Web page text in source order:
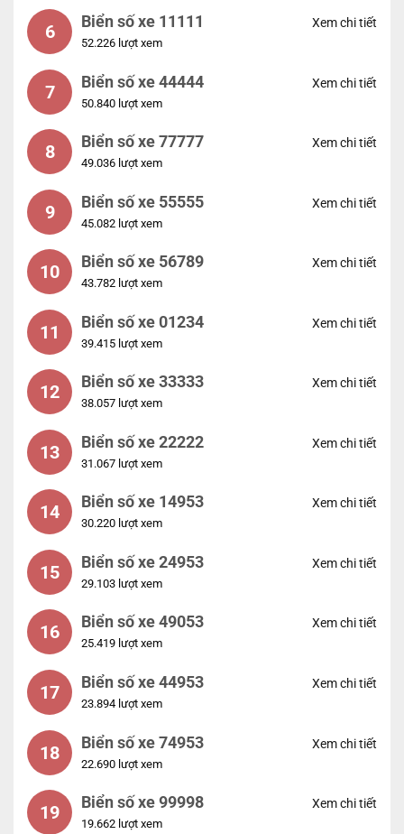
6 Biển số xe 11111
52.226 lượt xem
Xem chi tiết
7 Biển số xe 44444
50.840 lượt xem
Xem chi tiết
8 Biển số xe 77777
49.036 lượt xem
Xem chi tiết
9 Biển số xe 55555
45.082 lượt xem
Xem chi tiết
10 Biển số xe 56789
43.782 lượt xem
Xem chi tiết
11 Biển số xe 01234
39.415 lượt xem
Xem chi tiết
12 Biển số xe 33333
38.057 lượt xem
Xem chi tiết
13 Biển số xe 22222
31.067 lượt xem
Xem chi tiết
14 Biển số xe 14953
30.220 lượt xem
Xem chi tiết
15 Biển số xe 24953
29.103 lượt xem
Xem chi tiết
16 Biển số xe 49053
25.419 lượt xem
Xem chi tiết
17 Biển số xe 44953
23.894 lượt xem
Xem chi tiết
18 Biển số xe 74953
22.690 lượt xem
Xem chi tiết
19 Biển số xe 99998
19.662 lượt xem
Xem chi tiết